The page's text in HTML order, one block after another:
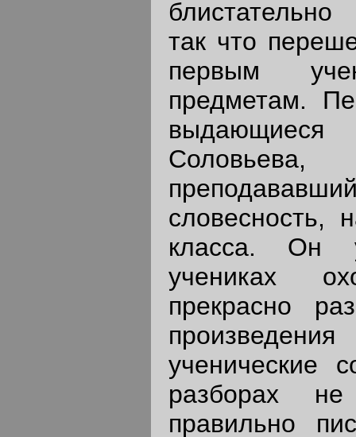
так что
первым
предметам.
словесность,
класса. Он
учениках
прекрасно
ученические
разборах
правильно